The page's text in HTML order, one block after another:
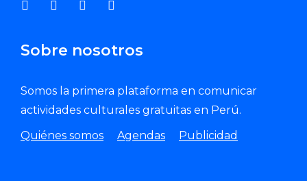
Sobre nosotros
Somos la primera plataforma en comunicar
actividades culturales gratuitas en Perú.
Quiénes somos
Agendas Publicidad